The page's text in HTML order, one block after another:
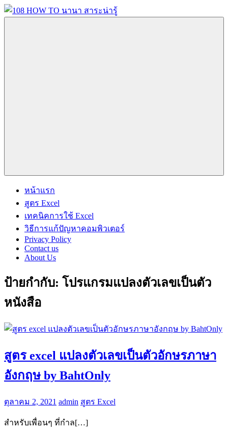
Skip
to
อื่นๆ
มากมาย
หน้าแรก
สูตร Excel
เทคนิคการใช้ Excel
วิธีการแก้ปัญหาคอมพิวเตอร์
Privacy Policy
Contact us
About Us
ป้ายกำกับ: โปรแกรมแปลงตัวเลขเป็นตัว
หนังสือ
สูตร excel แปลงตัวเลขเป็นตัวอักษรภาษา
อังกฤษ by BahtOnly
ตุลาคม 2, 2021 admin สูตร Excel
สำหรับเพื่อนๆ ที่กำล[…]